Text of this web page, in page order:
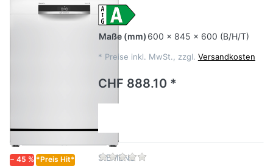
Maße (mm) 600 x 845 x 600 (B/H/T)
* Preise inkl. MwSt., zzgl. Versandkosten
CHF 888.10 *
− 45 % *Preis Hit* SIEMENS Zu diesem Produkt liegen